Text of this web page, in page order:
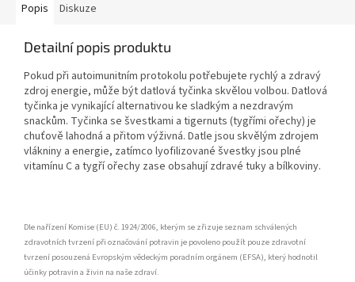
Popis Diskuze
Detailní popis produktu
Pokud při autoimunitním protokolu potřebujete rychlý a zdravý
zdroj energie, může být datlová tyčinka skvělou volbou. Datlová
tyčinka je vynikající alternativou ke sladkým a nezdravým
snackům. Tyčinka se švestkami a tigernuts (tygřími ořechy) je
chuťově lahodná a přitom výživná. Datle jsou skvělým zdrojem
vlákniny a energie, zatímco lyofilizované švestky jsou plné
vitamínu C a tygří ořechy zase obsahují zdravé tuky a bílkoviny.
Dle nařízení Komise (EU) č. 1924/2006, kterým se zřizuje seznam schválených
zdravotních tvrzení při označování potravin je povoleno použít pouze zdravotní
tvrzení posouzená Evropským vědeckým poradním orgánem (EFSA), který hodnotil
účinky potravin a živin na naše zdraví.